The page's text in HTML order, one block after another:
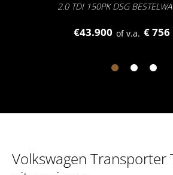
2.0 TDI 150PK DSG
€43.900 of v.a. €
Volkswagen Transporter